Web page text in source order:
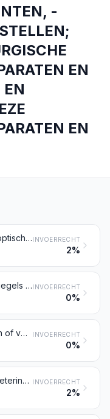
-
EN
EN
EN
Optische vezels en optischevezelbundels; optischevezelkabels, andere dan die bedoeld bij post 8544; platen of bladen van polariserende stoffen; lenzen (contactlenzen daaronder begrepen), prisma's, spiegels en andere optische elementen, ongeacht de stof waarvan zij zijn vervaardigd, niet gemonteerd, andere dan die van niet-optisch bewerkt glasINVOERRECHT
2%
Lenzen, prisma's, spiegels en andere optische elementen, ongeacht de stof waarvan zij zijn vervaardigd, gemonteerd, voor instrumenten, apparaten en toestellen, andere dan die van niet-optisch bewerkt glasINVOERRECHT
0%
Monturen voor brillen of voor dergelijke artikelen, alsmede delen daarvan INVOERRECHT
0%
Brillen (voor de verbetering van de gezichtsscherpte, voor het beschermen van de ogen en andere) en dergelijke artikelen INVOERRECHT
2%